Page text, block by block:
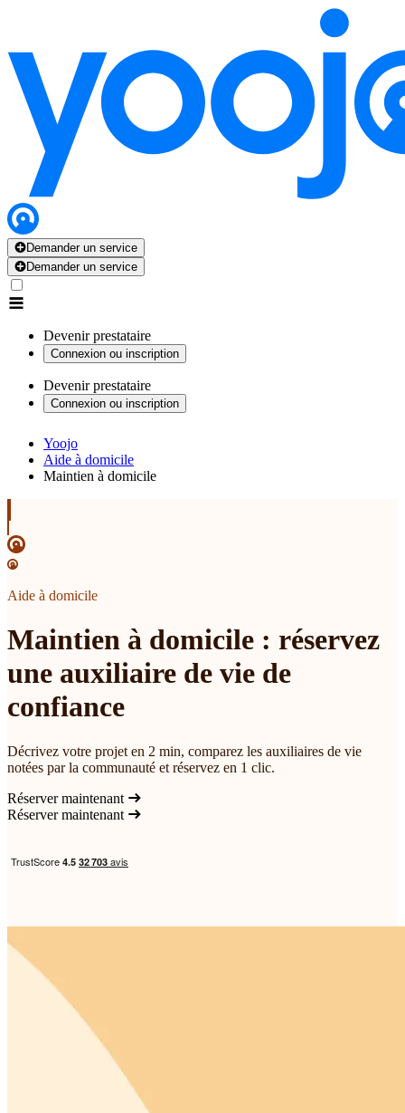
Demander un service
Demander un service
Devenir prestataire
Connexion ou inscription
Devenir prestataire
Connexion ou inscription
Yoojo
Aide à domicile
Maintien à domicile
Aide à domicile
Maintien à domicile : réservez
une auxiliaire de vie de
confiance
Décrivez votre projet en 2 min, comparez les auxiliaires de vie
notées par la communauté et réservez en 1 clic.
Réserver maintenant
Réserver maintenant